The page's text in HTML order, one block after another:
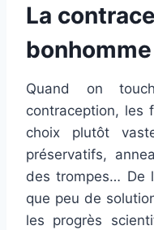
La
Quand on
contraception, les
choix plutôt
préservatifs,
des trompes… De
que peu de
les progrès